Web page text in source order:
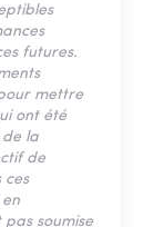
futures.
mettre
ont été
de la
de
ces
pas soumise